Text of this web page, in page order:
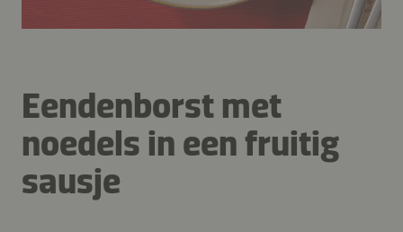
Eendenborst met
noedels in een fruitig
sausje